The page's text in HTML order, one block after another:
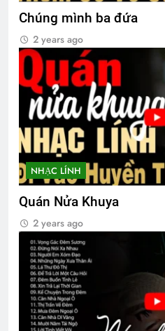
3 Years Ago
Lữ Đoàn 3
2 Years Ago
CTBCTY
3 Years Ago
CSVSQ
Chiến tranh
Chúng mình ba đứa
2 years ago
NHẠC LÍNH
Quán Nửa Khuya
2 years ago